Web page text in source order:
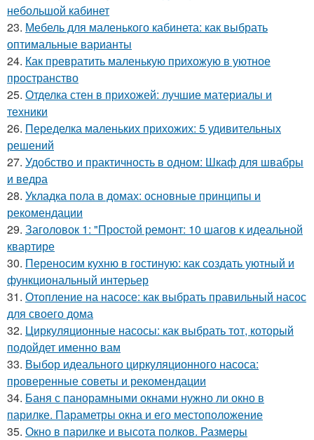
небольшой кабинет
23. Мебель для маленького кабинета: как выбрать
оптимальные варианты
24. Как превратить маленькую прихожую в уютное
пространство
25. Отделка стен в прихожей: лучшие материалы и
техники
26. Переделка маленьких прихожих: 5 удивительных
решений
27. Удобство и практичность в одном: Шкаф для швабры
и ведра
28. Укладка пола в домах: основные принципы и
рекомендации
29. Заголовок 1: "Простой ремонт: 10 шагов к идеальной
квартире
30. Переносим кухню в гостиную: как создать уютный и
функциональный интерьер
31. Отопление на насосе: как выбрать правильный насос
для своего дома
32. Циркуляционные насосы: как выбрать тот, который
подойдет именно вам
33. Выбор идеального циркуляционного насоса:
проверенные советы и рекомендации
34. Баня с панорамными окнами нужно ли окно в
парилке. Параметры окна и его местоположение
35. Окно в парилке и высота полков. Размеры